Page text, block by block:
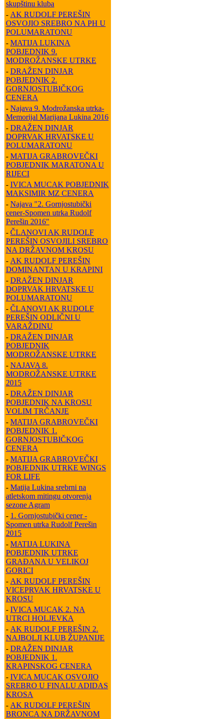
skupštinu kluba
- AK RUDOLF PEREŠIN
OSVOJIO SREBRO NA PH U
POLUMARATONU
- MATIJA LUKINA
POBJEDNIK 9.
MODROŽANSKE UTRKE
- DRAŽEN DINJAR
POBJEDNIK 2.
GORNJOSTUBIČKOG
CENERA
- Najava 9. Modrožanska utrka-
Memorijal Marijana Lukina 2016
- DRAŽEN DINJAR
DOPRVAK HRVATSKE U
POLUMARATONU
- MATIJA GRABROVEČKI
POBJEDNIK MARATONA U
RIJECI
- IVICA MUCAK POBJEDNIK
MAKSIMIR MZ CENERA
- Najava "2. Gornjostubički
cener-Spomen utrka Rudolf
Perešin 2016"
- ČLANOVI AK RUDOLF
PEREŠIN OSVOJILI SREBRO
NA DRŽAVNOM KROSU
- AK RUDOLF PEREŠIN
DOMINANTAN U KRAPINI
- DRAŽEN DINJAR
DOPRVAK HRVATSKE U
POLUMARATONU
- ČLANOVI AK RUDOLF
PEREŠIN ODLIČNI U
VARAŽDINU
- DRAŽEN DINJAR
POBJEDNIK
MODROŽANSKE UTRKE
- NAJAVA 8.
MODROŽANSKE UTRKE
2015
- DRAŽEN DINJAR
POBJEDNIK NA KROSU
VOLIM TRČANJE
- MATIJA GRABROVEČKI
POBJEDNIK 1.
GORNJOSTUBIČKOG
CENERA
- MATIJA GRABROVEČKI
POBJEDNIK UTRKE WINGS
FOR LIFE
- Matija Lukina srebrni na
atletskom mitingu otvorenja
sezone Agram
- 1. Gornjostubički cener -
Spomen utrka Rudolf Perešin
2015
- MATIJA LUKINA
POBJEDNIK UTRKE
GRAĐANA U VELIKOJ
GORICI
- AK RUDOLF PEREŠIN
VICEPRVAK HRVATSKE U
KROSU
- IVICA MUCAK 2. NA
UTRCI HOLJEVKA
- AK RUDOLF PEREŠIN 2.
NAJBOLJI KLUB ŽUPANIJE
- DRAŽEN DINJAR
POBJEDNIK 1.
KRAPINSKOG CENERA
- IVICA MUCAK OSVOJIO
SREBRO U FINALU ADIDAS
KROSA
- AK RUDOLF PEREŠIN
BRONCA NA DRŽAVNOM